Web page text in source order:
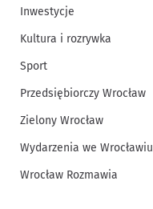
Inwestycje
Kultura i rozrywka
Sport
Przedsiębiorczy Wrocław
Zielony Wrocław
Wydarzenia we Wrocławiu
Wrocław Rozmawia